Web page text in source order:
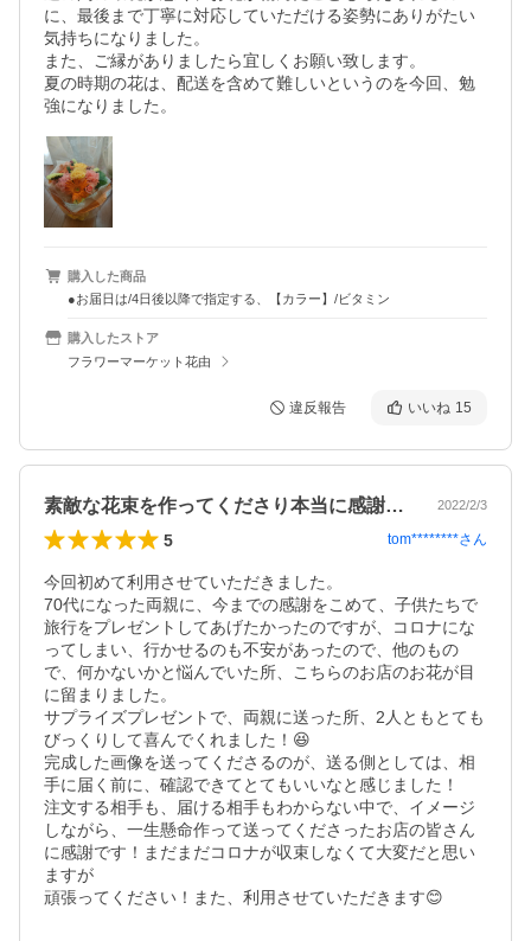
に、最後まで丁寧に対応していただける姿勢にありがたい
気持ちになりました。
また、ご縁がありましたら宜しくお願い致します。
夏の時期の花は、配送を含めて難しいというのを今回、勉
強になりました。
購入した商品
●お届日は/4日後以降で指定する、【カラー】/ビタミン
購入したストア
フラワーマーケット花由
違反報告 いいね 15
素敵な花束を作ってくださり本当に感謝！！ 2022/2/3
5 tom********さん
今回初めて利用させていただきました。
70代になった両親に、今までの感謝をこめて、子供たちで
旅行をプレゼントしてあげたかったのですが、コロナにな
ってしまい、行かせるのも不安があったので、他のもの
で、何かないかと悩んでいた所、こちらのお店のお花が目
に留まりました。
サプライズプレゼントで、両親に送った所、2人ともとても
びっくりして喜んでくれました！😆
完成した画像を送ってくださるのが、送る側としては、相
手に届く前に、確認できてとてもいいなと感じました！
注文する相手も、届ける相手もわからない中で、イメージ
しながら、一生懸命作って送ってくださったお店の皆さん
に感謝です！まだまだコロナが収束しなくて大変だと思い
ますが
頑張ってください！また、利用させていただきます😊